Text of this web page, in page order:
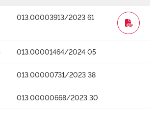
013.00003913/2023 61
WORD
013.00001464/2024 05
013.00000731/2023 38
013.00000668/2023 30